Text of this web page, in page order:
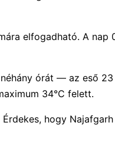
elfogadható. A nap
órát — az eső
34°C felett.
hogy